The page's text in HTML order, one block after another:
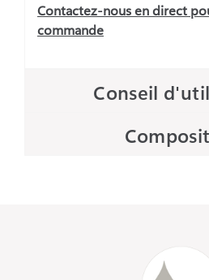
Contactez-nous en direct
commande
Conseil